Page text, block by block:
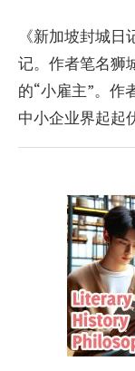
《新加坡封城
记。作者笔名狮
的“小雇主”。作
中小企业界起起